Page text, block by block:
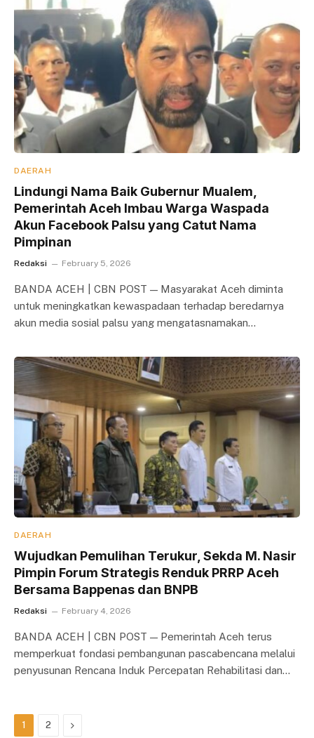
DAERAH
Lindungi Nama Baik Gubernur Mualem,
Pemerintah Aceh Imbau Warga Waspada
Akun Facebook Palsu yang Catut Nama
Pimpinan
Redaksi February 5, 2026
BANDA ACEH | CBN POST — Masyarakat Aceh diminta
untuk meningkatkan kewaspadaan terhadap beredarnya
akun media sosial palsu yang mengatasnamakan…
DAERAH
Wujudkan Pemulihan Terukur, Sekda M. Nasir
Pimpin Forum Strategis Renduk PRRP Aceh
Bersama Bappenas dan BNPB
Redaksi February 4, 2026
BANDA ACEH | CBN POST — Pemerintah Aceh terus
memperkuat fondasi pembangunan pascabencana melalui
penyusunan Rencana Induk Percepatan Rehabilitasi dan…
1 2 Next